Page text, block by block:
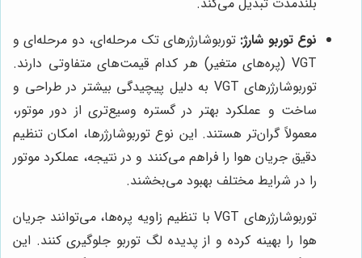
نوع توربو شارژ: توربوشارژرهای تک مرحله‌ای، دو مرحله‌ای و
VGT (پره‌های متغیر) هر کدام قیمت‌های متفاوتی دارند.
توربوشارژرهای VGT به دلیل پیچیدگی بیشتر در طراحی و
ساخت و عملکرد بهتر در گستره وسیع‌تری از دور موتور،
معمولاً گران‌تر هستند. این نوع توربوشارژرها، امکان تنظیم
دقیق جریان هوا را فراهم می‌کنند و در نتیجه، عملکرد موتور
را در شرایط مختلف بهبود می‌بخشند.
توربوشارژرهای VGT با تنظیم زاویه پره‌ها، می‌توانند جریان
هوا را بهینه کرده و از پدیده لگ توربو جلوگیری کنند. این